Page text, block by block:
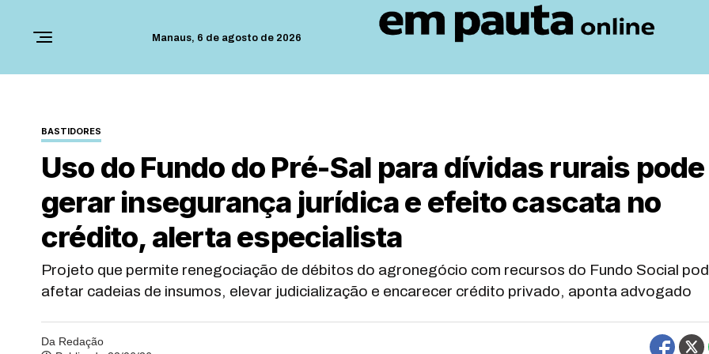
Manaus, 6 de agosto de 2026
BASTIDORES
Uso do Fundo do Pré-Sal para dívidas rurais pode
gerar insegurança jurídica e efeito cascata no
crédito, alerta especialista
Projeto que permite renegociação de débitos do agronegócio com recursos do Fundo Social
afetar cadeias de insumos, elevar judicialização e encarecer crédito privado, aponta advogado
Da Redação